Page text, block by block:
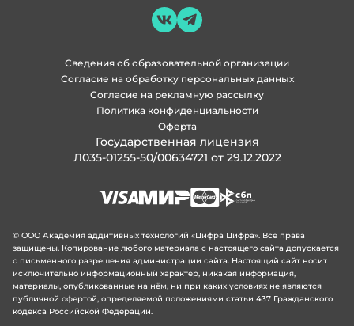
Политика конфиденциальности
Согласие на рекламную рассылку
Согласие на обработку персональных данных
Сведения об образовательной организации
Оферта
Государственная лицензия
Л035-01255-50/00634721 от 29.12.2022
© ООО Академия аддитивных технологий «Цифра Цифра». Все права
защищены. Копирование любого материала с настоящего сайта допускается
с письменного разрешения администрации сайта. Настоящий сайт носит
исключительно информационный характер, никакая информация,
материалы, опубликованные на нём, ни при каких условиях не являются
публичной офертой, определяемой положениями статьи 437 Гражданского
кодекса Российской Федерации.